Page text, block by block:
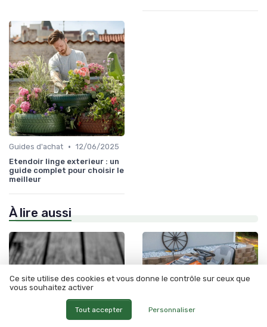
Guides d'achat • 12/06/2025
Etendoir linge exterieur : un
guide complet pour choisir le
meilleur
À lire aussi
Ce site utilise des cookies et vous donne le contrôle sur ceux que
vous souhaitez activer
Tout accepter Personnaliser